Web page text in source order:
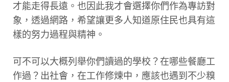
才能走得長遠。也因此我才會選擇你們作為專訪對
象，透過網路，希望讓更多人知道原住民也具有這
樣的努力過程與精神。
可不可以大概列舉你們讀過的學校？在哪些餐廳工
作過？出社會，在工作修煉中，應該也遇到不少糗